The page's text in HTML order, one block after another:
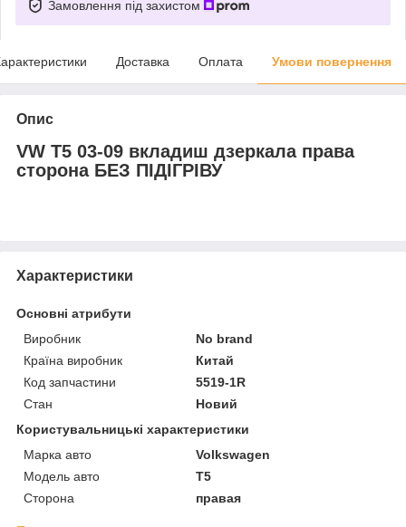
Замовлення під захистом
Доставка Оплата Умови повернення
Опис
VW T5 03-09 вкладиш дзеркала права
сторона БЕЗ ПІДІГРІВУ
Характеристики
Основні атрибути
Виробник
No brand
Країна виробник
Китай
Код запчастини
5519-1R
Стан
Новий
Користувальницькі характеристики
Марка авто
Volkswagen
Модель авто
T5
Сторона
правая